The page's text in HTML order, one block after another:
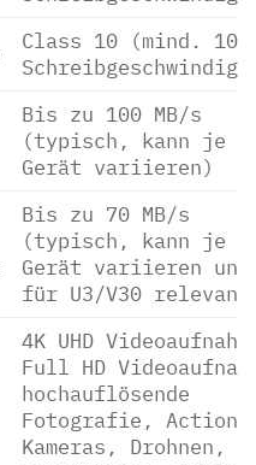
Class 10 (mind. 10
Bis zu 100 MB/s
(typisch, kann je
Gerät variieren)
Bis zu 70 MB/s
(typisch, kann je
Gerät variieren
für U3/V30
4K UHD
Full HD
hochauflösende
Fotografie, Action-
Kameras, Drohnen,